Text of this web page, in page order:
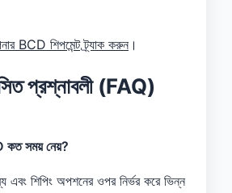
শিপমেন্ট ট্র্যাক করুন ।
প্রশ্নাবলী (FAQ)
কত সময় নেয়?
এবং শিপিং অপশনের ওপর নির্ভর করে ভিন্ন